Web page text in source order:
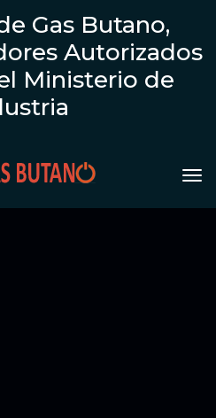
Gas Butano,
Autorizados
Ministerio de